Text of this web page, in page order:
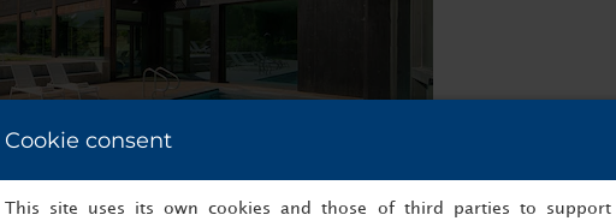
Cookie consent
This site uses its own cookies and those of third parties to